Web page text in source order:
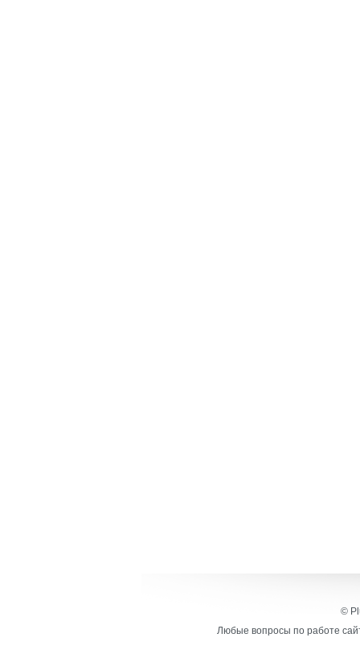
©
Любые вопросы по работе